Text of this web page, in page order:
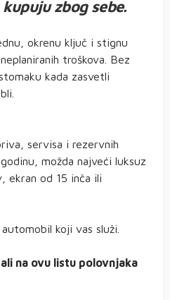
zbog sebe.
okrenu ključ i stignu
troškova. Bez
kada zasvetli
servisa i rezervnih
možda najveći luksuz
ekran od 15 inča ili
koji vas služi.
na ovu listu polovnjaka